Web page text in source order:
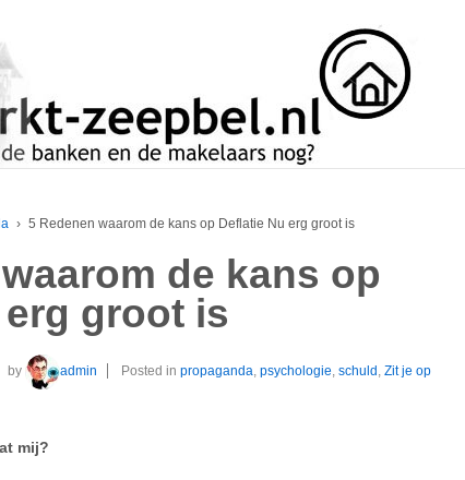
› 5 Redenen waarom de kans op Deflatie Nu erg groot is
de kans op
groot is
by admin Posted in propaganda, psychologie, schuld , Zit je op
mij?